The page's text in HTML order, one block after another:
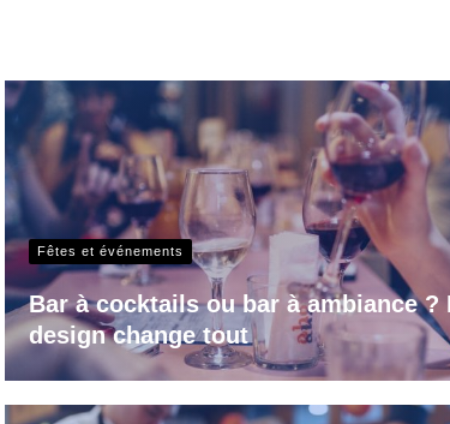
Fêtes et événements
Bar à cocktails ou bar à ambiance ?
design change tout